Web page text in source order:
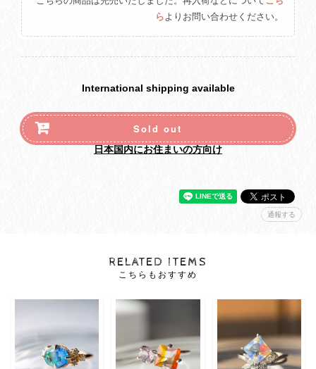
らよりお問い合わせください。
International shipping available
Sold out
日本国内にお住まいの方向け
通報する
RELATED ITEMS
こちらもおすすめ